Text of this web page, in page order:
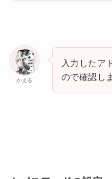
かえる
入力したア
ので確認し